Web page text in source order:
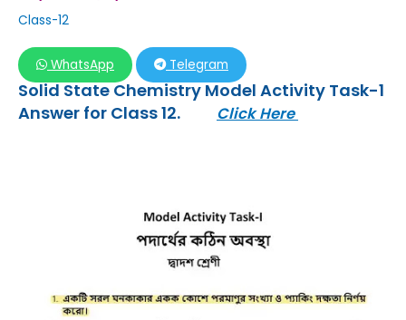
Class-12
WhatsApp Telegram
Solid State Chemistry Model Activity Task-1
Answer for Class 12.
Click Here